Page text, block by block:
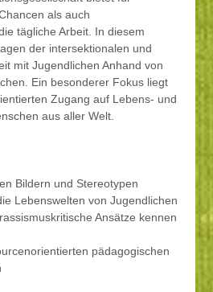
als auch
tägliche Arbeit. In diesem
der intersektionalen und
mit Jugendlichen Anhand von
Ein besonderer Fokus liegt
Zugang auf Lebens- und
aus aller Welt.
Bildern und Stereotypen
Lebenswelten von Jugendlichen
Ansätze kennen
pädagogischen